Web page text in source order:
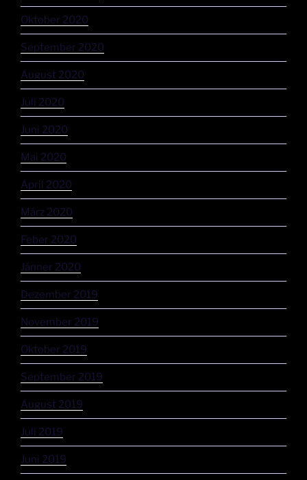
Oktober 2020
September 2020
August 2020
Juli 2020
Juni 2020
Mai 2020
April 2020
März 2020
Feber 2020
Jänner 2020
Dezember 2019
November 2019
Oktober 2019
September 2019
August 2019
Juli 2019
Juni 2019